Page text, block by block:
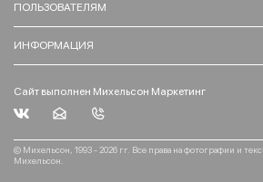
ПОЛЬЗОВАТЕЛЯМ
ИНФОРМАЦИЯ
Сайт выполнен Михельсон Маркетинг
© Михельсон, 1993 - 2026 гг. Все права на фотографии и
Михельсон.